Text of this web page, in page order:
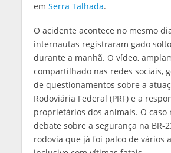
em Serra Talhada.
O acidente acontece no mesmo
internautas registraram gado
durante a manhã. O vídeo,
compartilhado nas redes sociais,
de questionamentos sobre a
Rodoviária Federal (PRF) e a
proprietários dos animais. O caso
debate sobre a segurança na BR-
rodovia que já foi palco de vários